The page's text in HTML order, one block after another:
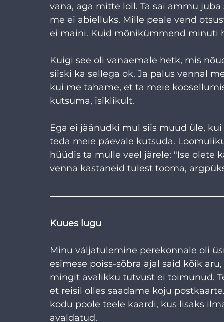
vana, aga mitte loll. Ta sai ammu
me ei abielluks. Mille peale vend
ei maini. Kuid mõnikümmend minuti
Kuigi see oli vanaemale hetk, mis
siiski ka sellega ok. Ja palus vennal
kui me tahame, et ta meie
kutsuma, isiklikult.
Ega ei jäänudki mul siis muud üle,
teda meie päevale kutsuda.
hüüdis ta mulle veel järele: "Ise olete
venna kastaneid tulest tooma,
Kuues lugu
Minu väljatulemine perekonnale oli
esimese poiss-sõbra ajal said kõik
mingit avalikku tutvust ei toimunud.
et reisil olles saadame koju
kodu poole teele kaardi, kus lisaks
avaldatud.